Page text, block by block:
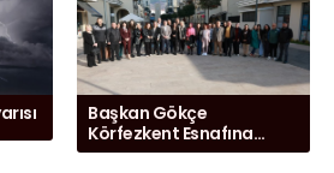
Başkan Gökçe
Körfezkent Esnafına
Konuk Oldu
Diğer
Teknoloji
Kültür-Sanat